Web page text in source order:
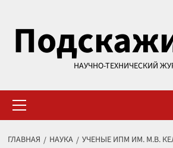
содержимому
НАУЧНО-ТЕХНИЧЕСКИЙ
меню
ГЛАВНАЯ НАУКА
УЧЕНЫЕ ИПМ ИМ. М.В.